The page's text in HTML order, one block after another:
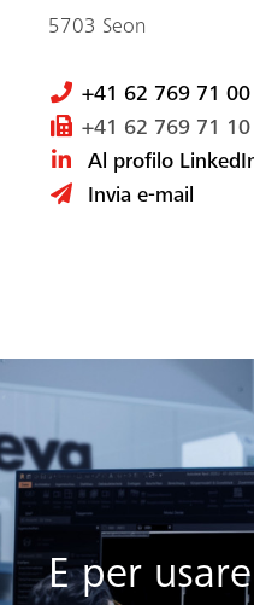
5703 Seon
+41 62 769 71 00
+41 62 769 71 10
Al profilo
Invia e-mail
E per